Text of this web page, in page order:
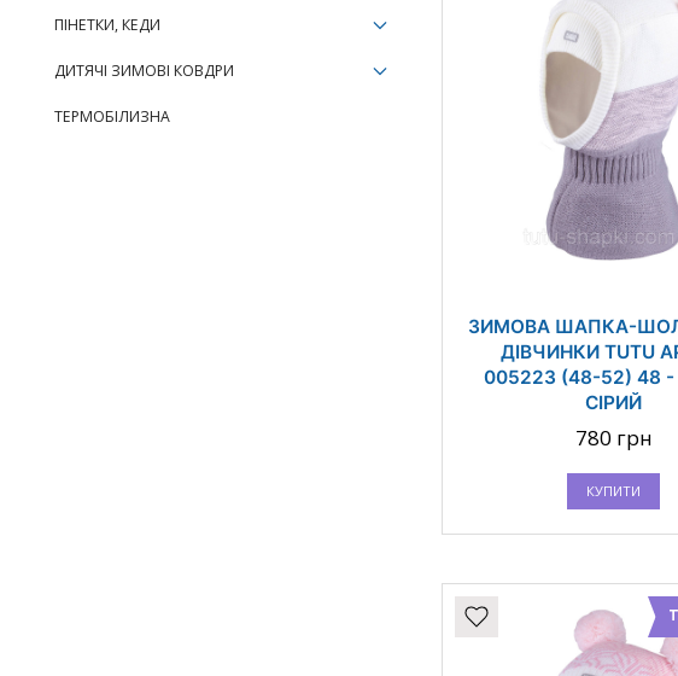
ПІНЕТКИ, КЕДИ
ДИТЯЧІ ЗИМОВІ КОВДРИ
ТЕРМОБІЛИЗНА
ЗИМОВА ШАПКА-
ДІВЧИНКИ TUTU
005223 (48-52) 48
СІРИЙ
780 грн
КУПИТИ